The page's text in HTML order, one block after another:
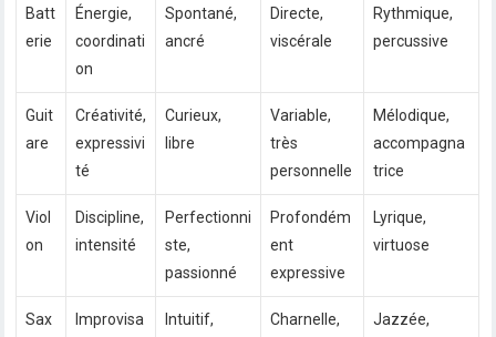
Batt
erie
Énergie,
coordinati
on
Spontané,
ancré
Directe,
viscérale
Rythmique,
percussive
Guit
are
Créativité,
expressivi
té
Curieux,
libre
Variable,
très
personnelle
Mélodique,
accompagna
trice
Viol
on
Discipline,
intensité
Perfectionni
ste,
passionné
Profondém
ent
expressive
Lyrique,
virtuose
Sax
Improvisa
Intuitif,
Charnelle,
Jazzée,